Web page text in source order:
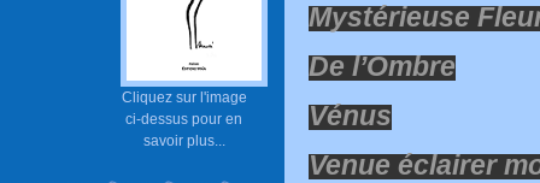
Cliquez sur l'image
ci-dessus pour en
savoir plus...
Mystérieuse
De l’Ombre
Vénus
Venue éclairer